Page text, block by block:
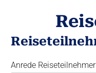
Anrede Reiseteilnehmer